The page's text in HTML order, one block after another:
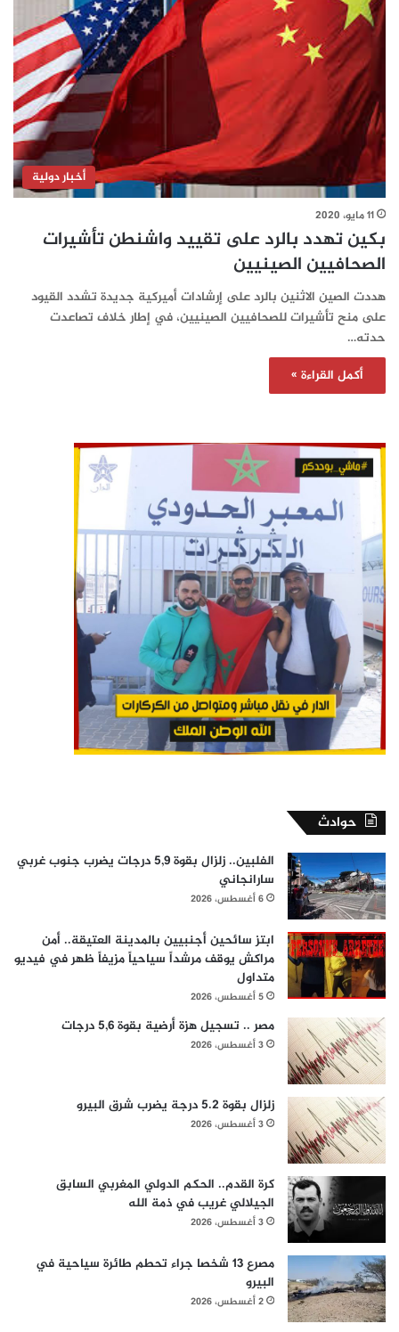
أخبار دولية
11 مايو، 2020
بكين تهدد بالرد على تقييد واشنطن تأشيرات
الصحافيين الصينيين
هددت الصين الاثنين بالرد على إرشادات أميركية جديدة تشدد القيود
على منح تأشيرات للصحافيين الصينيين، في إطار خلاف تصاعدت
حدته…
أكمل القراءة »
حوادث
الفلبين.. زلزال بقوة 5,9 درجات يضرب جنوب غربي
سارانجاني
6 أغسطس، 2026
ابتز سائحين أجنبيين بالمدينة العتيقة.. أمن
مراكش يوقف مرشداً سياحياً مزيفاً ظهر في فيديو
متداول
5 أغسطس، 2026
مصر .. تسجيل هزة أرضية بقوة 5,6 درجات
3 أغسطس، 2026
زلزال بقوة 5.2 درجة يضرب شرق البيرو
3 أغسطس، 2026
كرة القدم.. الحكم الدولي المغربي السابق
الجيلالي غريب في ذمة الله
3 أغسطس، 2026
مصرع 13 شخصا جراء تحطم طائرة سياحية في
البيرو
2 أغسطس، 2026